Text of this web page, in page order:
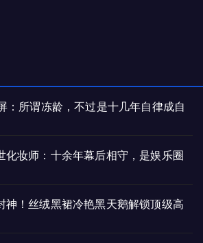
：所谓冻龄，不过是十几年自律成自
化妆师：十余年幕后相守，是娱乐圈
神！丝绒黑裙冷艳黑天鹅解锁顶级高